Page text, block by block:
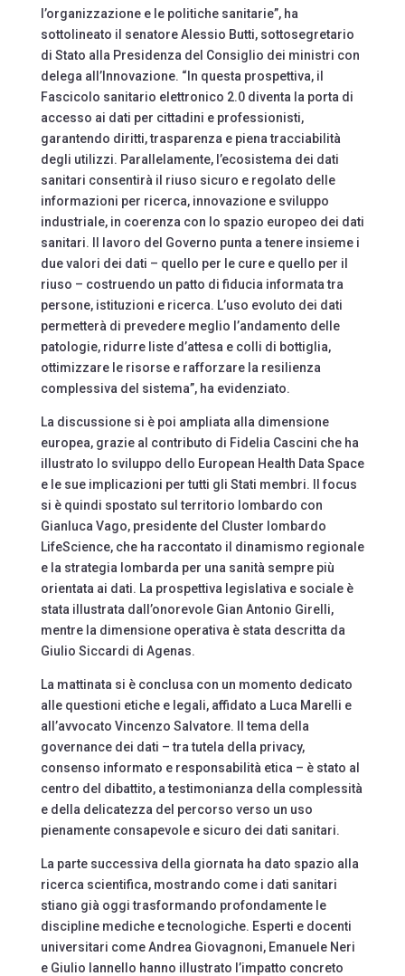
l’organizzazione e le politiche sanitarie”, ha
sottolineato il senatore Alessio Butti, sottosegretario
di Stato alla Presidenza del Consiglio dei ministri con
delega all’Innovazione. “In questa prospettiva, il
Fascicolo sanitario elettronico 2.0 diventa la porta di
accesso ai dati per cittadini e professionisti,
garantendo diritti, trasparenza e piena tracciabilità
degli utilizzi. Parallelamente, l’ecosistema dei dati
sanitari consentirà il riuso sicuro e regolato delle
informazioni per ricerca, innovazione e sviluppo
industriale, in coerenza con lo spazio europeo dei dati
sanitari. Il lavoro del Governo punta a tenere insieme i
due valori dei dati – quello per le cure e quello per il
riuso – costruendo un patto di fiducia informata tra
persone, istituzioni e ricerca. L’uso evoluto dei dati
permetterà di prevedere meglio l’andamento delle
patologie, ridurre liste d’attesa e colli di bottiglia,
ottimizzare le risorse e rafforzare la resilienza
complessiva del sistema”, ha evidenziato.
La discussione si è poi ampliata alla dimensione
europea, grazie al contributo di Fidelia Cascini che ha
illustrato lo sviluppo dello European Health Data Space
e le sue implicazioni per tutti gli Stati membri. Il focus
si è quindi spostato sul territorio lombardo con
Gianluca Vago, presidente del Cluster lombardo
LifeScience, che ha raccontato il dinamismo regionale
e la strategia lombarda per una sanità sempre più
orientata ai dati. La prospettiva legislativa e sociale è
stata illustrata dall’onorevole Gian Antonio Girelli,
mentre la dimensione operativa è stata descritta da
Giulio Siccardi di Agenas.
La mattinata si è conclusa con un momento dedicato
alle questioni etiche e legali, affidato a Luca Marelli e
all’avvocato Vincenzo Salvatore. Il tema della
governance dei dati – tra tutela della privacy,
consenso informato e responsabilità etica – è stato al
centro del dibattito, a testimonianza della complessità
e della delicatezza del percorso verso un uso
pienamente consapevole e sicuro dei dati sanitari.
La parte successiva della giornata ha dato spazio alla
ricerca scientifica, mostrando come i dati sanitari
stiano già oggi trasformando profondamente le
discipline mediche e tecnologiche. Esperti e docenti
universitari come Andrea Giovagnoni, Emanuele Neri
e Giulio Iannello hanno illustrato l’impatto concreto